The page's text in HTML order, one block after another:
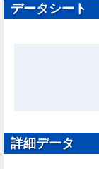
データシート
詳細データ